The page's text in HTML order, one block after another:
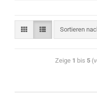
Sortieren
Zeige 1 bis 5